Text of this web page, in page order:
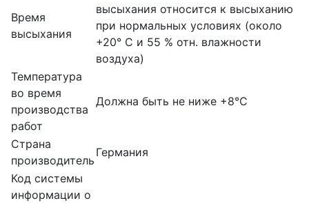
Время
высыхания
высыхания относится к высыханию
при нормальных условиях (около
+20° С и 55 % отн. влажности
воздуха)
Температура
во время
производства
работ
Должна быть не ниже +8°С
Страна
производитель
Германия
Код системы
информации о